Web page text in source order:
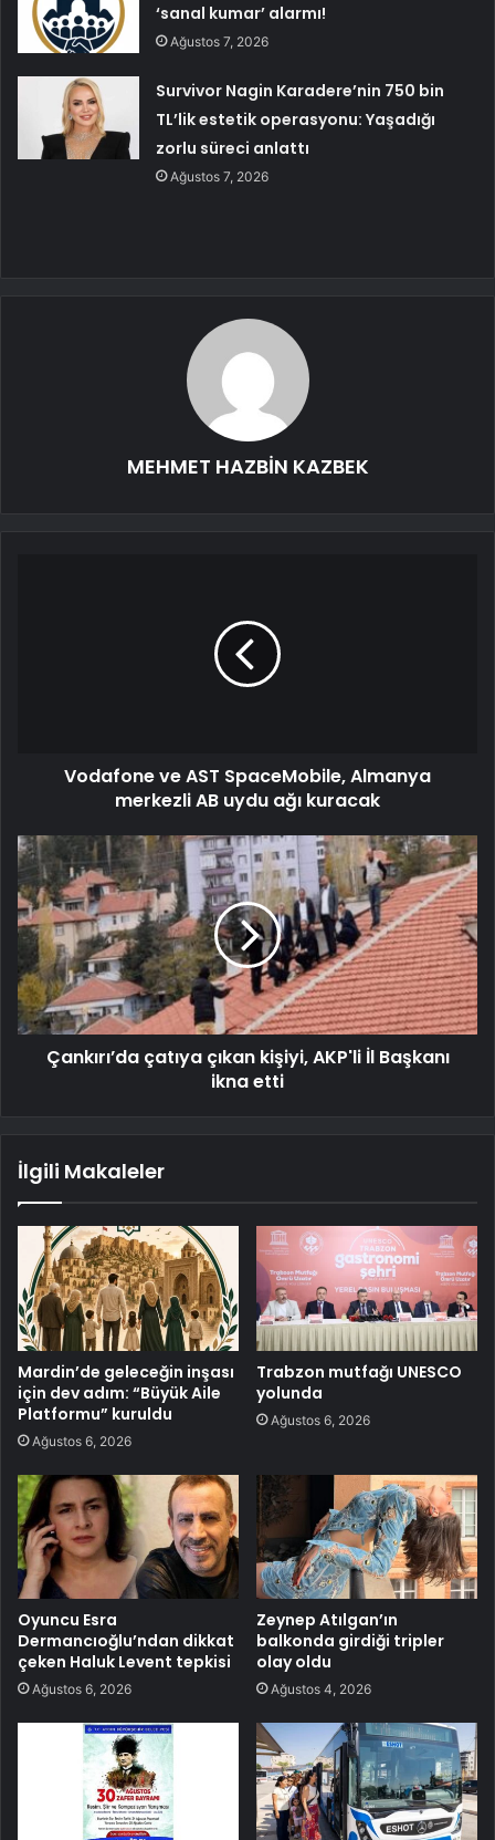
‘sanal kumar’ alarmı!
Ağustos 7, 2026
Survivor Nagin Karadere’nin 750 bin
TL’lik estetik operasyonu: Yaşadığı
zorlu süreci anlattı
Ağustos 7, 2026
MEHMET HAZBİN KAZBEK
Vodafone ve AST SpaceMobile, Almanya
merkezli AB uydu ağı kuracak
Çankırı’da çatıya çıkan kişiyi, AKP'li İl Başkanı
ikna etti
İlgili Makaleler
Mardin’de geleceğin inşası
için dev adım: “Büyük Aile
Platformu” kuruldu
Ağustos 6, 2026
Trabzon mutfağı UNESCO
yolunda
Ağustos 6, 2026
Oyuncu Esra
Dermancıoğlu’ndan dikkat
çeken Haluk Levent tepkisi
Ağustos 6, 2026
Zeynep Atılgan’ın
balkonda girdiği tripler
olay oldu
Ağustos 4, 2026